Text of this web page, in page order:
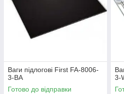
Ваги підлогові First FA-8006-
3-BA
Готово до відправки
3-